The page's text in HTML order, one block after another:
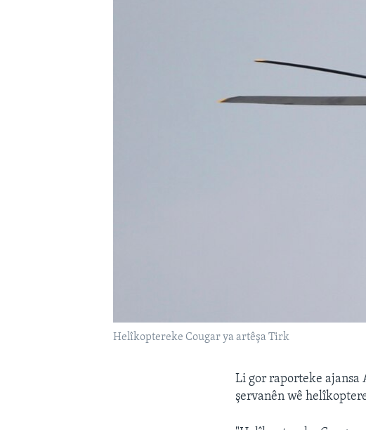
Helîkoptereke Cougar ya artêşa Tirk
Li gor raporteke ajansa
şervanên wê